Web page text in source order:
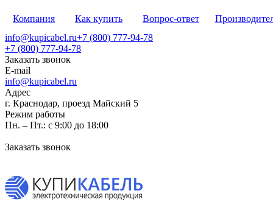
Компания Как купить Вопрос-ответ
info@kupicabel.ru+7 (800) 777-94-78
+7 (800) 777-94-78
Заказать звонок
E-mail
info@kupicabel.ru
Адрес
г. Краснодар, проезд Майский 5
Режим работы
Пн. – Пт.: с 9:00 до 18:00
Заказать звонок